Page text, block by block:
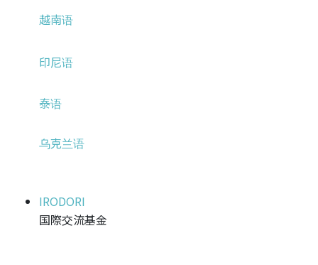
越南语
印尼语
泰语
乌克兰语
IRODORI
国際交流基金